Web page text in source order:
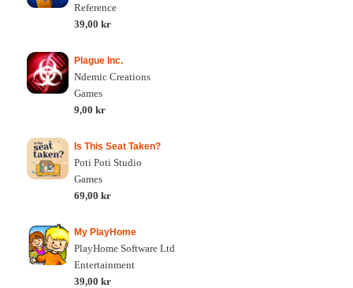
Reference
39,00 kr
Plague Inc.
Ndemic Creations
Games
9,00 kr
Is This Seat Taken?
Poti Poti Studio
Games
69,00 kr
My PlayHome
PlayHome Software Ltd
Entertainment
39,00 kr